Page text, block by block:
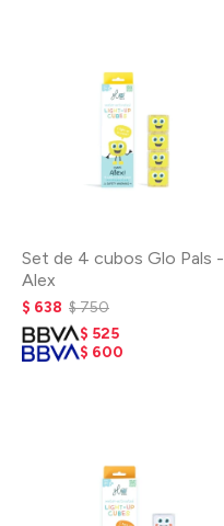
Set de 4 cubos Glo Pals -
Alex
$ 638 $750
$ 525
$ 600